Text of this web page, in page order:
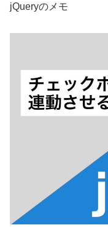
jQueryのメモ